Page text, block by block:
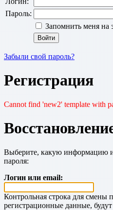
Пароль:
Запомнить меня на
Забыли свой пароль?
Регистрация
Cannot find 'new2' template with
Выберите, какую информацию
пароля:
Логин или email:
Контрольная строка для смены
регистрационные данные,